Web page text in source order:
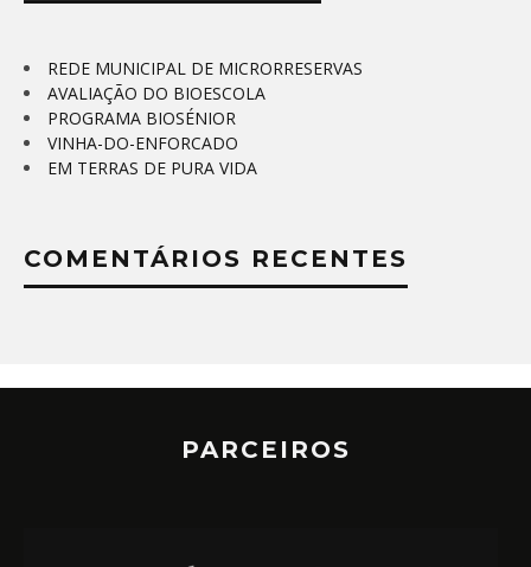
REDE MUNICIPAL DE MICRORRESERVAS
AVALIAÇÃO DO BIOESCOLA
PROGRAMA BIOSÉNIOR
VINHA-DO-ENFORCADO
EM TERRAS DE PURA VIDA
COMENTÁRIOS RECENTES
PARCEIROS